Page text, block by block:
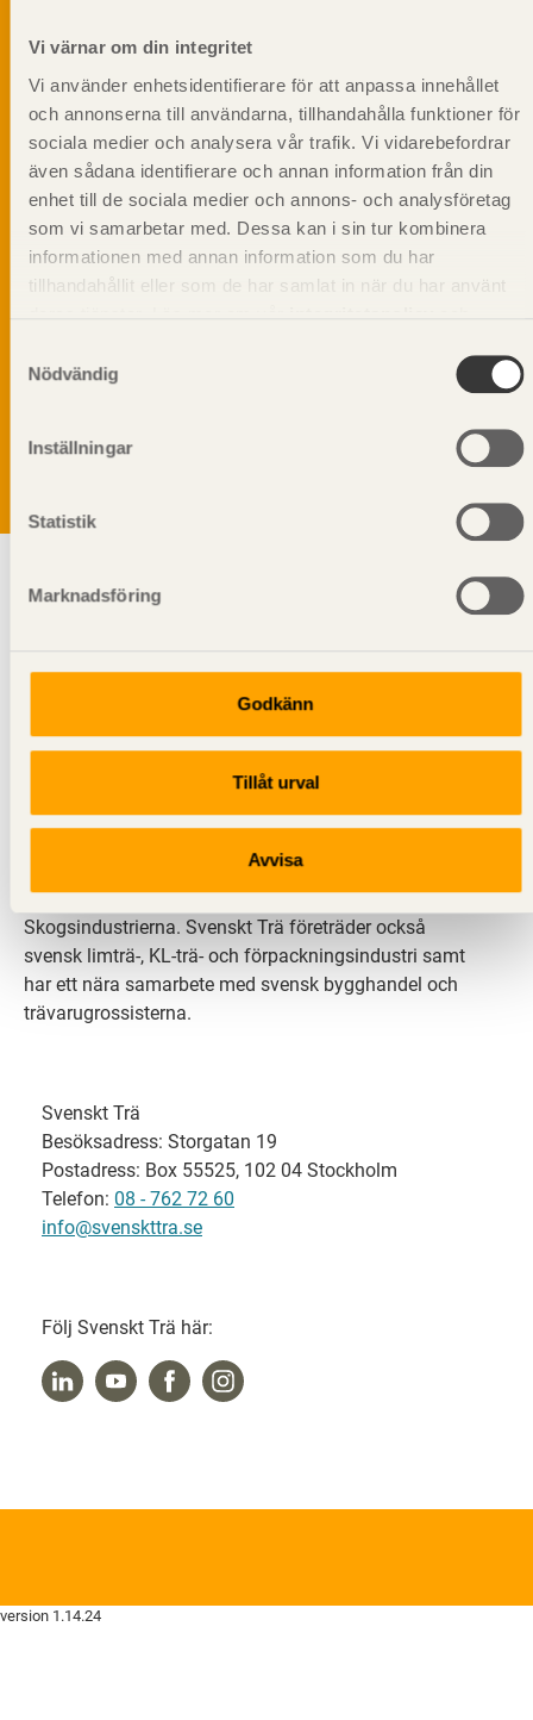
Vi värnar om din integritet
Vi använder enhetsidentifierare för att anpassa innehållet
och annonserna till användarna, tillhandahålla funktioner för
sociala medier och analysera vår trafik. Vi vidarebefordrar
även sådana identifierare och annan information från din
enhet till de sociala medier och annons- och analysföretag
som vi samarbetar med. Dessa kan i sin tur kombinera
informationen med annan information som du har
tillhandahållit eller som de har samlat in när du har använt
Nödvändig
Inställningar
Statistik
Marknadsföring
Godkänn
Tillåt urval
Avvisa
personuppgifter alltid hanteras på ett ansvarsfullt sätt.
Läs vår
träbyggande för att främja ett hållbart samhälle och
en livskraftig sågverksnäring. Det gör vi genom att
inspirera, utbilda och driva teknisk utveckling.
Svenskt Trä representerar svensk sågverksindustri
och är en del av branschorganisationen
Skogsindustrierna. Svenskt Trä företräder också
svensk limträ-, KL-trä- och förpackningsindustri samt
har ett nära samarbete med svensk bygghandel och
trävarugrossisterna.
Svenskt Trä
Besöksadress: Storgatan 19
Postadress: Box 55525, 102 04 Stockholm
Telefon: 08 - 762 72 60
info@svenskttra.se
Följ Svenskt Trä här:
version 1.14.24